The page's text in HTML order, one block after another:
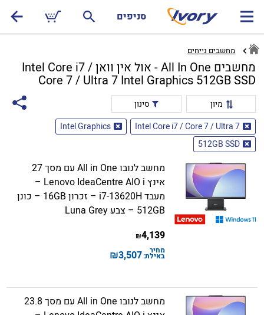
סניפים
מחשבים נייחים
מחשבים All In One - אול אין וואן Intel Core i7 /
Core 7 / Ultra 7 Intel Graphics 512GB SSD
מיון
סינון
Intel Core i7 / Core 7 / Ultra 7
Intel Graphics
512GB SSD
מחשב לנובו All in One עם מסך 27
אינץ Lenovo IdeaCentre AIO i –
מעבד i7-13620H – זכרון 16GB – כונן
512GB – צבע Luna Grey
4,139
₪
מחיר
באילת:3,507
₪
מחשב לנובו All in One עם מסך 23.8